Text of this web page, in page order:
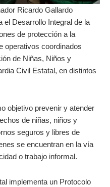
Ricardo Gallardo
el Desarrollo Integral de la
de protección a la
operativos coordinados
de Niñas, Niños y
Civil Estatal, en distintos
objetivo prevenir y atender
de niñas, niños y
seguros y libres de
se encuentran en la vía
o trabajo informal.
implementa un Protocolo